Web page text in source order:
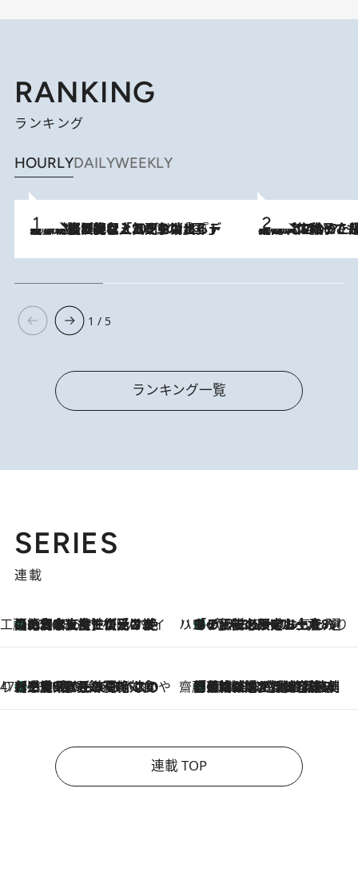
RANKING
ランキング
HOURLYDAILYWEEKLY
2026.8.5
【なぜ吉沢亮は「気配を消せる」のか？】興行収入208億の『国宝』を経て挑むミュージカル『ディア・エヴァン・ハンセン』。トップ俳優が舞台上でさらけ出した“孤独”とは 2026.8.5
【阿川佐和子さんの年とる力】なぜ70代で始めた趣味は“こんなに楽しい”のか？ ピアノ、俳句…スランプに陥っても続けられる“ある秘訣”とは
1 / 5
ランキング一覧
SERIES
連載
工藤まやのおもてなしハワイ
2026.8.6
【ハワイ土産】ローカルの絶大な支持で復活！ 絶品の幻クッキー《元ファンの日本人女性が受け継いだ名店》 ハワイ賢者 リサのお気に入りリスト2026.8.6
あの伝説の限定トートも！ リニューアルした「ディーン＆デルーカ ハワイ」で必須のお土産8選
47都道府県の手みやげ ひんやりスイーツで夏を満喫
2026.8.6
【三重県】この夏絶対食べたい 冷やしておいしいおやつ3選 お餅×アイスの新感覚スイーツ 齋藤 薫 美容脳ルネサンス
2026.8.6
「荷物が増えるほど旅ストレスは増す」美容ジャーナリストがたどり着いた最終結論。“化粧品を劇的に減らす”感動の凝縮美容とは
連載 TOP